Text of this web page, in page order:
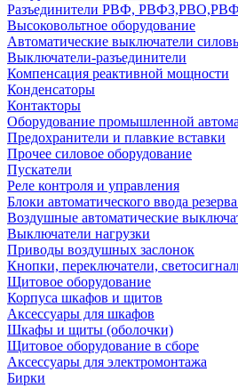
Разъединители РВФ,
Высоковольтное оборудование
Автоматические выключатели
Выключатели-разъединители
Компенсация реактивной мощности
Конденсаторы
Контакторы
Оборудование промышленной
Предохранители и плавкие вставки
Прочее силовое оборудование
Пускатели
Реле контроля и управления
Блоки автоматического ввода
Воздушные автоматические
Выключатели нагрузки
Приводы воздушных заслонок
Кнопки, переключатели,
Щитовое оборудование
Корпуса шкафов и щитов
Аксессуары для шкафов
Шкафы и щиты (оболочки)
Щитовое оборудование в сборе
Аксессуары для электромонтажа
Бирки